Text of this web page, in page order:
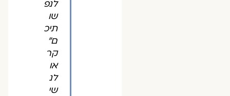
לנפ
שו
תיכ
ם"
קר
או
לנ
שי